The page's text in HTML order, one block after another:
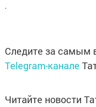
.
Следите за самым
Telegram-канале
Читайте новости